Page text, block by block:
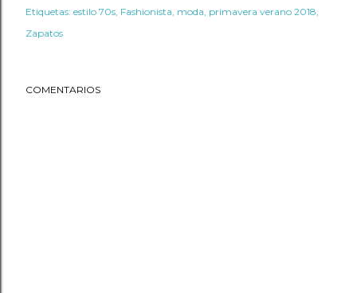
Etiquetas: estilo 70s Fashionista moda primavera verano 2018
Zapatos
COMENTARIOS